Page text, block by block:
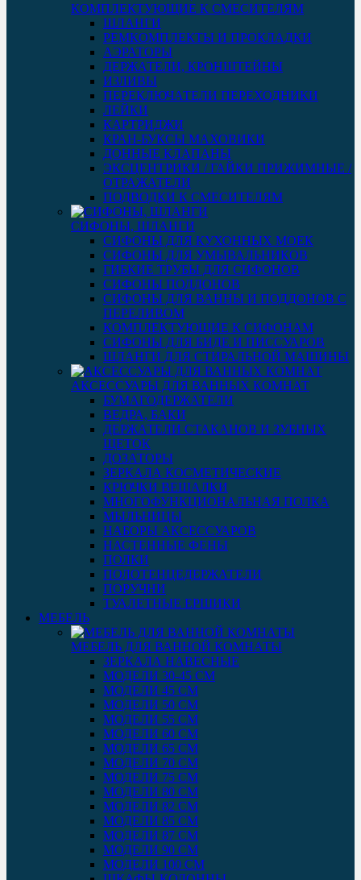
КОМПЛЕКТУЮЩИЕ К СМЕСИТЕЛЯМ
ШЛАНГИ
РЕМКОМПЛЕКТЫ И ПРОКЛАДКИ
АЭРАТОРЫ
ДЕРЖАТЕЛИ, КРОНШТЕЙНЫ
ИЗЛИВЫ
ПЕРЕКЛЮЧАТЕЛИ ПЕРЕХОДНИКИ
ЛЕЙКИ
КАРТРИДЖИ
КРАН-БУКСЫ МАХОВИКИ
ДОННЫЕ КЛАПАНЫ
ЭКСЦЕНТРИКИ / ГАЙКИ ПРИЖИМНЫЕ /
ОТРАЖАТЕЛИ
ПОДВОДКИ К СМЕСИТЕЛЯМ
СИФОНЫ, ШЛАНГИ
СИФОНЫ ДЛЯ КУХОННЫХ МОЕК
СИФОНЫ ДЛЯ УМЫВАЛЬНИКОВ
ГИБКИЕ ТРУБЫ ДЛЯ СИФОНОВ
СИФОНЫ ПОДДОНОВ
СИФОНЫ ДЛЯ ВАННЫ И ПОДДОНОВ С
ПЕРЕЛИВОМ
КОМПЛЕКТУЮЩИЕ К СИФОНАМ
СИФОНЫ ДЛЯ БИДЕ И ПИССУАРОВ
ШЛАНГИ ДЛЯ СТИРАЛЬНОЙ МАШИНЫ
АКСЕССУАРЫ ДЛЯ ВАННЫХ КОМНАТ
БУМАГОДЕРЖАТЕЛИ
ВЕДРА, БАКИ
ДЕРЖАТЕЛИ СТАКАНОВ И ЗУБНЫХ
ЩЕТОК
ДОЗАТОРЫ
ЗЕРКАЛА КОСМЕТИЧЕСКИЕ
КРЮЧКИ ВЕШАЛКИ
МНОГОФУНКЦИОНАЛЬНАЯ ПОЛКА
МЫЛЬНИЦЫ
НАБОРЫ АКСЕССУАРОВ
НАСТЕННЫЕ ФЕНЫ
ПОЛКИ
ПОЛОТЕНЦЕДЕРЖАТЕЛИ
ПОРУЧНИ
ТУАЛЕТНЫЕ ЕРШИКИ
МЕБЕЛЬ
МЕБЕЛЬ ДЛЯ ВАННОЙ КОМНАТЫ
ЗЕРКАЛА НАВЕСНЫЕ
МОДЕЛИ 30-45 СМ
МОДЕЛИ 45 СМ
МОДЕЛИ 50 СМ
МОДЕЛИ 55 СМ
МОДЕЛИ 60 СМ
МОДЕЛИ 65 СМ
МОДЕЛИ 70 СМ
МОДЕЛИ 75 СМ
МОДЕЛИ 80 СМ
МОДЕЛИ 82 СМ
МОДЕЛИ 85 СМ
МОДЕЛИ 87 СМ
МОДЕЛИ 90 СМ
МОДЕЛИ 100 СМ